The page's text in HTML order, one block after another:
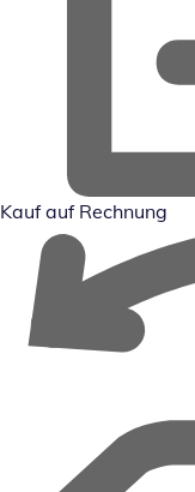
Kauf auf Rechnung